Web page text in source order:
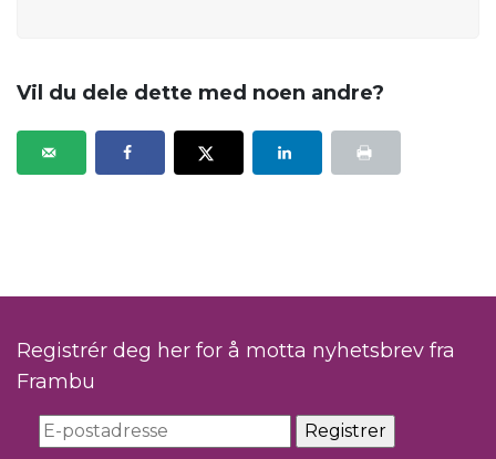
Vil du dele dette med noen andre?
Registrér deg her for å motta nyhetsbrev fra
Frambu